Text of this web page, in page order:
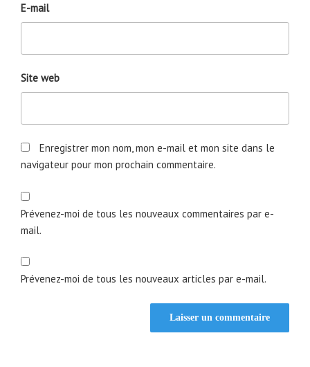
E-mail
Site web
Enregistrer mon nom, mon e-mail et mon site dans le
navigateur pour mon prochain commentaire.
Prévenez-moi de tous les nouveaux commentaires par e-
mail.
Prévenez-moi de tous les nouveaux articles par e-mail.